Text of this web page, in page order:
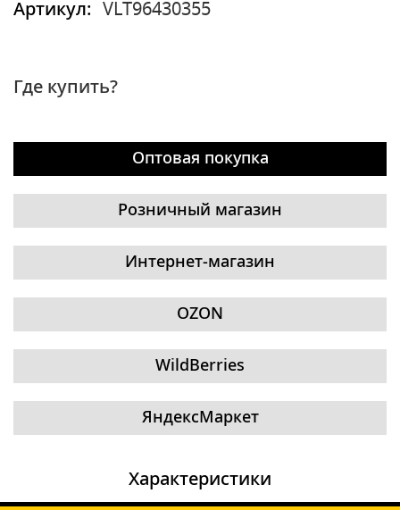
Артикул:
VLT96430355
Где купить?
Оптовая покупка
Розничный магазин
Интернет-магазин
OZON
WildBerries
ЯндексМаркет
Характеристики